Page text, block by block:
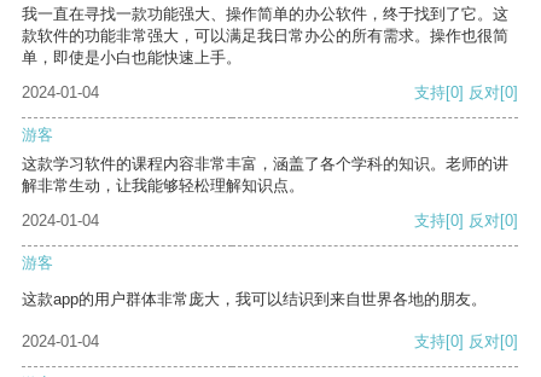
我一直在寻找一款功能强大、操作简单的办公软件，终于找到了它。这
款软件的功能非常强大，可以满足我日常办公的所有需求。操作也很简
单，即使是小白也能快速上手。
2024-01-04
支持[0] 反对[0]
游客
这款学习软件的课程内容非常丰富，涵盖了各个学科的知识。老师的讲
解非常生动，让我能够轻松理解知识点。
2024-01-04
支持[0] 反对[0]
游客
这款app的用户群体非常庞大，我可以结识到来自世界各地的朋友。
2024-01-04 支持[0] 反对[0]